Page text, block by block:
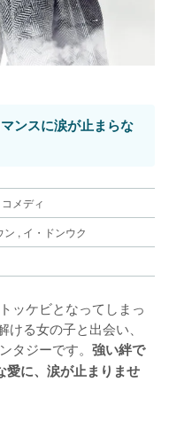
ンスに涙が止まらな
メディ
, イ・ドンウク
ッケビとなってしまっ
る女の子と出会い、
タジーです。 強い絆で
愛に、涙が止まりませ